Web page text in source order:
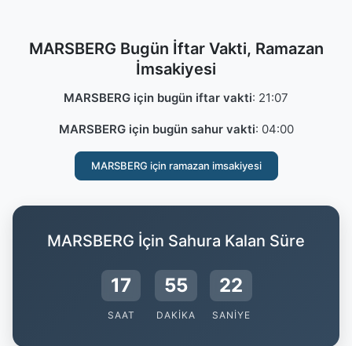
MARSBERG Bugün İftar Vakti, Ramazan
İmsakiyesi
MARSBERG için bugün iftar vakti: 21:07
MARSBERG için bugün sahur vakti: 04:00
MARSBERG için ramazan imsakiyesi
MARSBERG İçin Sahura Kalan Süre
17
SAAT
55
DAKIKA
22
SANIYE